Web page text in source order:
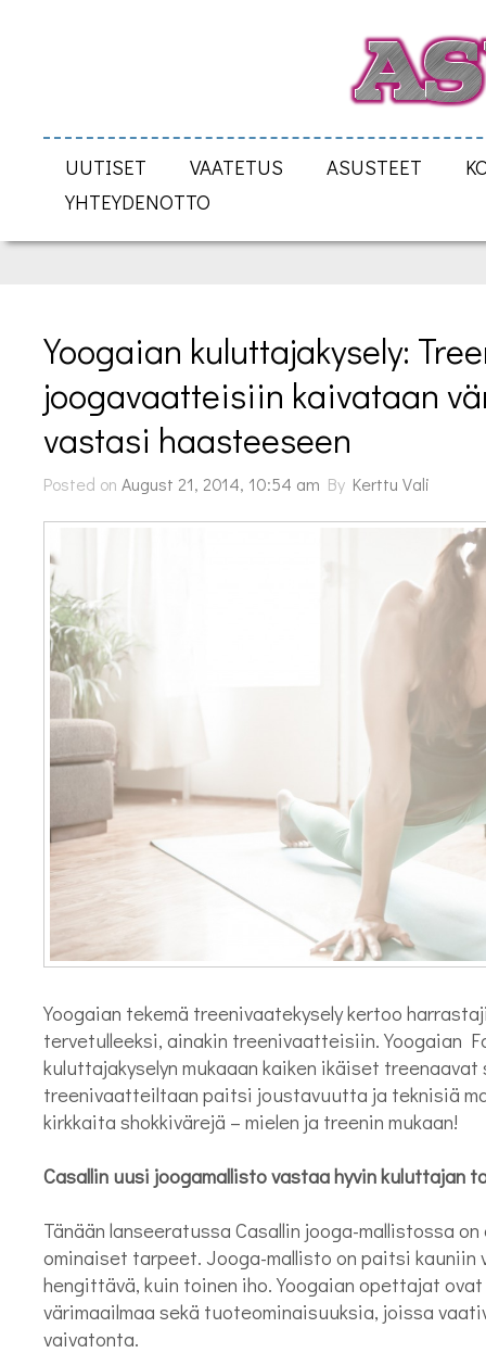
UUTISET VAATETUS ASUSTEET
YHTEYDENOTTO
Yoogaian kuluttajakysely:
joogavaatteisiin kaivataan
vastasi haasteeseen
Posted on August 21, 2014, 10:54 am By Kerttu Vali
Yoogaian tekemä treenivaatekysely kertoo
tervetulleeksi, ainakin treenivaatteisiin. Yoogaian
kuluttajakyselyn mukaaan kaiken ikäiset
treenivaatteiltaan paitsi joustavuutta ja teknisiä
kirkkaita shokkivärejä – mielen ja treenin mukaan!
Casallin uusi joogamallisto vastaa hyvin kuluttajan
Tänään lanseeratussa Casallin jooga-mallistossa
ominaiset tarpeet. Jooga-mallisto on paitsi kauniin
hengittävä, kuin toinen iho. Yoogaian opettajat
värimaailmaa sekä tuoteominaisuuksia, joissa
vaivatonta.